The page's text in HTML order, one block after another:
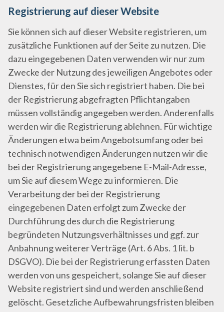
Registrierung auf dieser Website
Sie können sich auf dieser Website registrieren, um
zusätzliche Funktionen auf der Seite zu nutzen. Die
dazu eingegebenen Daten verwenden wir nur zum
Zwecke der Nutzung des jeweiligen Angebotes oder
Dienstes, für den Sie sich registriert haben. Die bei
der Registrierung abgefragten Pflichtangaben
müssen vollständig angegeben werden. Anderenfalls
werden wir die Registrierung ablehnen. Für wichtige
Änderungen etwa beim Angebotsumfang oder bei
technisch notwendigen Änderungen nutzen wir die
bei der Registrierung angegebene E-Mail-Adresse,
um Sie auf diesem Wege zu informieren. Die
Verarbeitung der bei der Registrierung
eingegebenen Daten erfolgt zum Zwecke der
Durchführung des durch die Registrierung
begründeten Nutzungsverhältnisses und ggf. zur
Anbahnung weiterer Verträge (Art. 6 Abs. 1 lit. b
DSGVO). Die bei der Registrierung erfassten Daten
werden von uns gespeichert, solange Sie auf dieser
Website registriert sind und werden anschließend
gelöscht. Gesetzliche Aufbewahrungsfristen bleiben